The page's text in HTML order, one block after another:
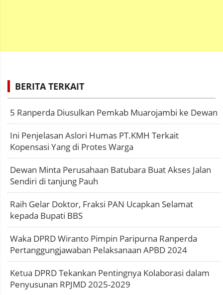
BERITA TERKAIT
5 Ranperda Diusulkan Pemkab Muarojambi ke Dewan
Ini Penjelasan Aslori Humas PT.KMH Terkait
Kopensasi Yang di Protes Warga
Dewan Minta Perusahaan Batubara Buat Akses Jalan
Sendiri di tanjung Pauh
Raih Gelar Doktor, Fraksi PAN Ucapkan Selamat
kepada Bupati BBS
Waka DPRD Wiranto Pimpin Paripurna Ranperda
Pertanggungjawaban Pelaksanaan APBD 2024
Ketua DPRD Tekankan Pentingnya Kolaborasi dalam
Penyusunan RPJMD 2025-2029